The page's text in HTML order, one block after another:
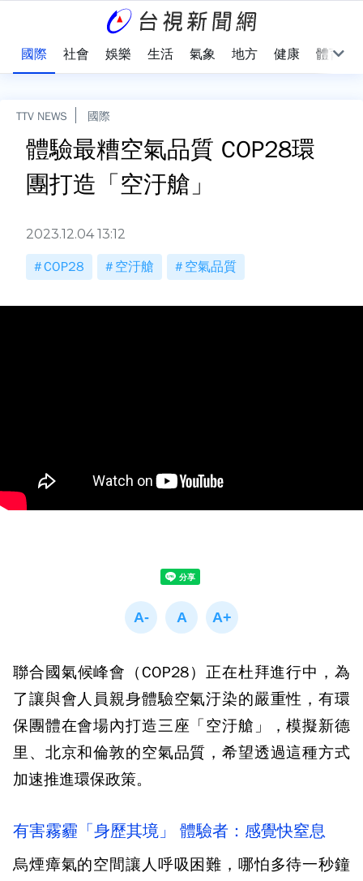
國際 社會 娛樂 生活 氣象 地方 健康 體育
TTV NEWS 國際
體驗最糟空氣品質 COP28環
團打造「空汙艙」
2023.12.04 13:12
COP28 空汙艙 空氣品質
聯合國氣候峰會（COP28）正在杜拜進行中，為
了讓與會人員親身體驗空氣汙染的嚴重性，有環
保團體在會場內打造三座「空汙艙」，模擬新德
里、北京和倫敦的空氣品質，希望透過這種方式
加速推進環保政策。
有害霧霾「身歷其境」 體驗者：感覺快窒息
烏煙瘴氣的空間讓人呼吸困難，哪怕多待一秒鐘